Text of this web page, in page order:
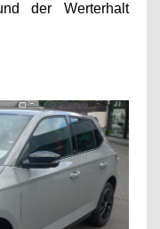
der Werterhalt